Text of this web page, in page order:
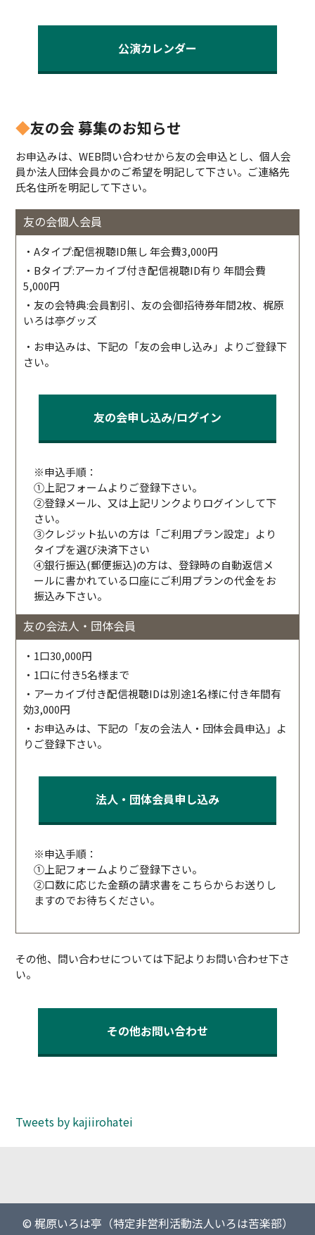
公演カレンダー
◆友の会 募集のお知らせ
お申込みは、WEB問い合わせから友の会申込とし、個人会
員か法人団体会員かのご希望を明記して下さい。ご連絡先
氏名住所を明記して下さい。
友の会個人会員
・Aタイプ:配信視聴ID無し 年会費3,000円
・Bタイプ:アーカイブ付き配信視聴ID有り 年間会費
5,000円
・友の会特典:会員割引、友の会御招待券年間2枚、梶原
いろは亭グッズ
・お申込みは、下記の「友の会申し込み」よりご登録下
さい。
友の会申し込み/ログイン
※申込手順：
①上記フォームよりご登録下さい。
②登録メール、又は上記リンクよりログインして下
さい。
③クレジット払いの方は「ご利用プラン設定」より
タイプを選び決済下さい
④銀行振込(郵便振込)の方は、登録時の自動返信メ
ールに書かれている口座にご利用プランの代金をお
振込み下さい。
友の会法人・団体会員
・1口30,000円
・1口に付き5名様まで
・アーカイブ付き配信視聴IDは別途1名様に付き年間有
効3,000円
・お申込みは、下記の「友の会法人・団体会員申込」よ
りご登録下さい。
法人・団体会員申し込み
※申込手順：
①上記フォームよりご登録下さい。
②口数に応じた金額の請求書をこちらからお送りし
ますのでお待ちください。
その他、問い合わせについては下記よりお問い合わせ下さ
い。
その他お問い合わせ
Tweets by kajiirohatei
© 梶原いろは亭（特定非営利活動法人いろは苦楽部）